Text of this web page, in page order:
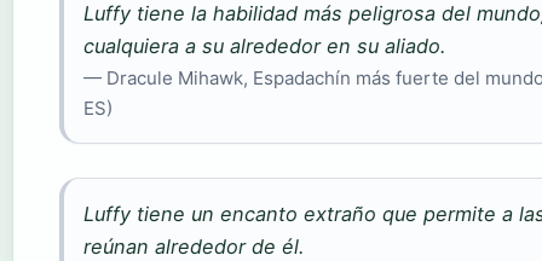
Luffy tiene la habilidad más peligrosa del
cualquiera a su alrededor en su aliado.
— Dracule Mihawk, Espadachín más fuerte del
ES)
Luffy tiene un encanto extraño que permite a
reúnan alrededor de él.